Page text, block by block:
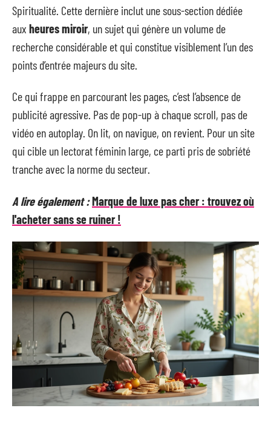
Spiritualité. Cette dernière inclut une sous-section dédiée
aux heures miroir, un sujet qui génère un volume de
recherche considérable et qui constitue visiblement l’un des
points d’entrée majeurs du site.
Ce qui frappe en parcourant les pages, c’est l’absence de
publicité agressive. Pas de pop-up à chaque scroll, pas de
vidéo en autoplay. On lit, on navigue, on revient. Pour un site
qui cible un lectorat féminin large, ce parti pris de sobriété
tranche avec la norme du secteur.
A lire également :Marque de luxe pas cher : trouvez où
l'acheter sans se ruiner !